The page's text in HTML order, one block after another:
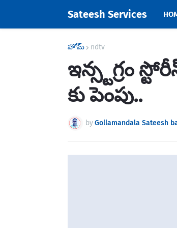
Sateesh Services
హోమ్ ndtv
ఇన్స్టగ్రం
కు పెంపు..
byGollamandala Sateesh